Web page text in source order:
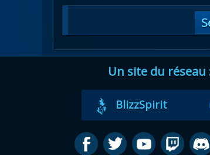
Un site du réseau
BlizzSpirit